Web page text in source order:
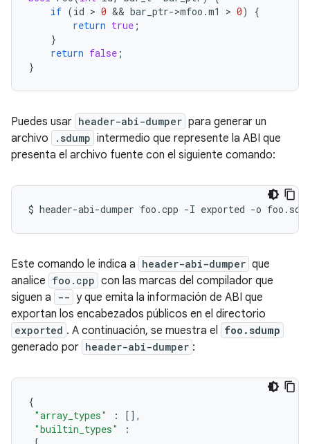
if (id > 0 && bar_ptr->mfoo .m1 > 0)
{
return true ;
}
return false ;
}
Puedes usar header-abi-dumper para generar un
archivo
.sdump intermedio que represente la ABI que
presenta el archivo fuente con el siguiente comando:
$ header-abi-dumper foo.cpp -I exported -o
Este comando le indica a header-abi-dumper que
analice foo.cpp con las marcas del compilador que
siguen a
-- y que emita la información de ABI que
exportan los encabezados públicos en el directorio
exported . A continuación, se muestra el foo.sdump
generado por header-abi-dumper :
{
"array_types"
:
[],
"builtin_types"
: